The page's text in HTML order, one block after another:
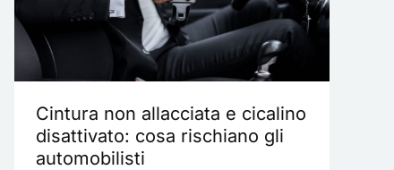
Cintura non allacciata e cicalino
disattivato: cosa rischiano gli
automobilisti